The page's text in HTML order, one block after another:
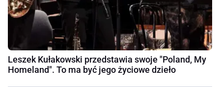
Leszek Kułakowski przedstawia swoje "Poland, My
Homeland". To ma być jego życiowe dzieło